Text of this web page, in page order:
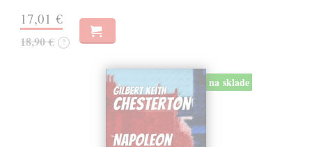
17,01 €
18,90 € ?
na sklade